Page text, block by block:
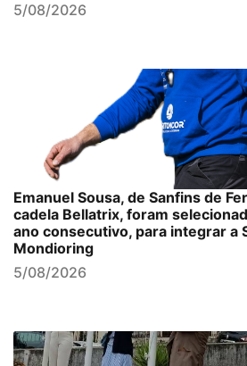
5/08/2026
Emanuel Sousa, de Sanfins de
cadela Bellatrix, foram
ano consecutivo, para integrar a
Mondioring
5/08/2026